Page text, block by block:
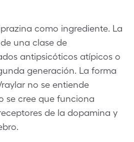
como ingrediente. La
una clase de
antipsicóticos atípicos o
generación. La forma
no se entiende
se cree que funciona
de la dopamina y